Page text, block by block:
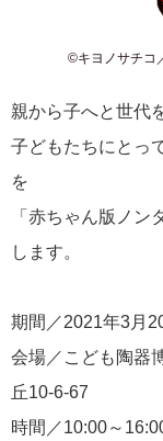
©キヨノサチコ
親から子へと世代
子どもたちにとっ
を
「赤ちゃん版ノ
します。
期間／2021年3月
会場／こども陶器
丘10-6-67
時間／10:00～